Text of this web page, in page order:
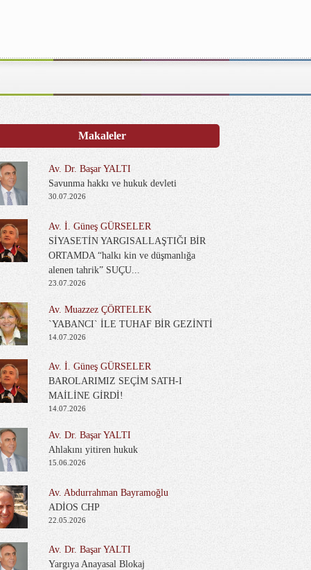
Makaleler
Av. Dr. Başar YALTI
Savunma hakkı ve hukuk devleti
30.07.2026
Av. İ. Güneş GÜRSELER
SİYASETİN YARGISALLAŞTIĞI BİR
ORTAMDA “halkı kin ve düşmanlığa
alenen tahrik” SUÇU...
23.07.2026
Av. Muazzez ÇÖRTELEK
`YABANCI` İLE TUHAF BİR GEZİNTİ
14.07.2026
Av. İ. Güneş GÜRSELER
BAROLARIMIZ SEÇİM SATH-I
MAİLİNE GİRDİ!
14.07.2026
Av. Dr. Başar YALTI
Ahlakını yitiren hukuk
15.06.2026
Av. Abdurrahman Bayramoğlu
ADİOS CHP
22.05.2026
Av. Dr. Başar YALTI
Yargıya Anayasal Blokaj